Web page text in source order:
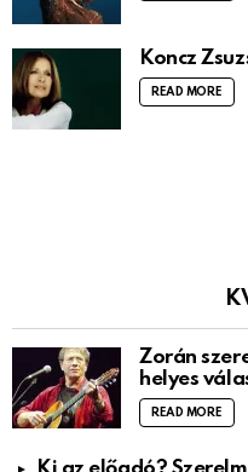
Koncz
READ MORE
Zorán
helyes
READ MORE